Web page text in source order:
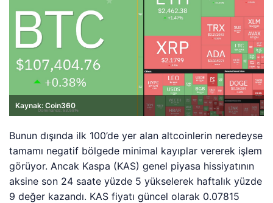
Kaynak: Coin360
Bunun dışında ilk 100’de yer alan altcoinlerin neredeyse
tamamı negatif bölgede minimal kayıplar vererek işlem
görüyor. Ancak Kaspa (KAS) genel piyasa hissiyatının
aksine son 24 saate yüzde 5 yükselerek haftalık yüzde
9 değer kazandı. KAS fiyatı güncel olarak 0.07815